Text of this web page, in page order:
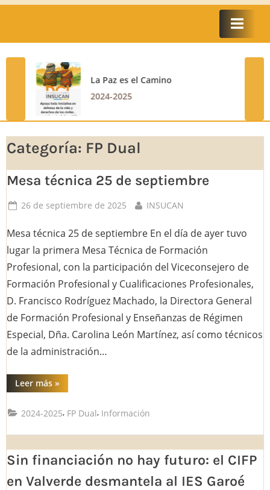
La Paz es el Camino
2024-2025
Categoría: FP Dual
Mesa técnica 25 de septiembre
Posted
26 de septiembre de 2025 By
INSUCAN
Mesa técnica 25 de septiembre En el día de ayer tuvo
lugar la primera Mesa Técnica de Formación
Profesional, con la participación del Viceconsejero de
Formación Profesional y Cualificaciones Profesionales,
D. Francisco Rodríguez Machado, la Directora General
de Formación Profesional y Enseñanzas de Régimen
Especial, Dña. Carolina León Martínez, así como técnicos
de la administración…
Leer más“Mesa
técnica
septiembre”
»
2024-2025, FP Dual, Información
Sin financiación no hay futuro: el CIFP
en Valverde desmantela al IES Garoé